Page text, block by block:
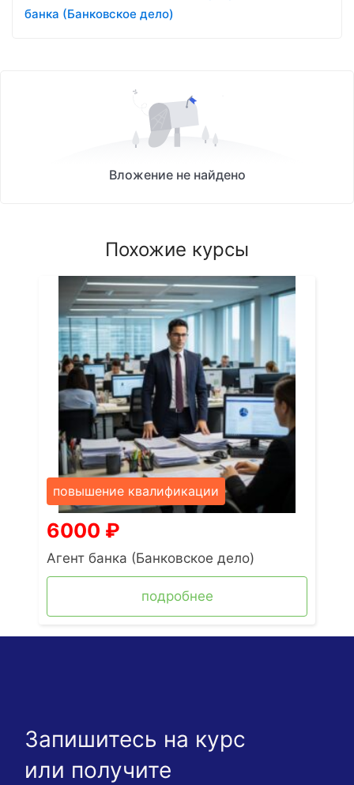
банка (Банковское дело)
Вложение не найдено
Похожие курсы
повышение квалификации
6000 ₽
Агент банка (Банковское дело)
подробнее
Запишитесь на курс
или получите